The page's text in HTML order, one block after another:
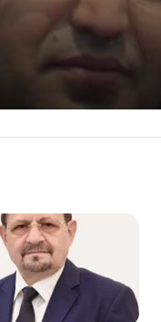
لجثمان محمد قحطان
القضايا